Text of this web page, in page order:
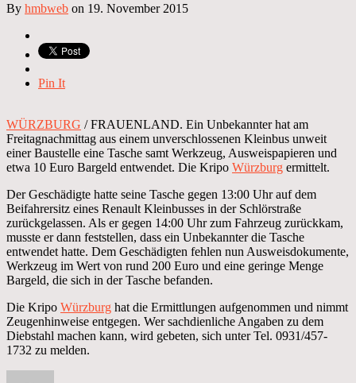
By hmbweb on 19. November 2015
Pin It
WÜRZBURG / FRAUENLAND. Ein Unbekannter hat am
Freitagnachmittag aus einem unverschlossenen Kleinbus unweit
einer Baustelle eine Tasche samt Werkzeug, Ausweispapieren und
etwa 10 Euro Bargeld entwendet. Die Kripo Würzburg ermittelt.
Der Geschädigte hatte seine Tasche gegen 13:00 Uhr auf dem
Beifahrersitz eines Renault Kleinbusses in der Schlörstraße
zurückgelassen. Als er gegen 14:00 Uhr zum Fahrzeug zurückkam,
musste er dann feststellen, dass ein Unbekannter die Tasche
entwendet hatte. Dem Geschädigten fehlen nun Ausweisdokumente,
Werkzeug im Wert von rund 200 Euro und eine geringe Menge
Bargeld, die sich in der Tasche befanden.
Die Kripo Würzburg hat die Ermittlungen aufgenommen und nimmt
Zeugenhinweise entgegen. Wer sachdienliche Angaben zu dem
Diebstahl machen kann, wird gebeten, sich unter Tel. 0931/457-
1732 zu melden.